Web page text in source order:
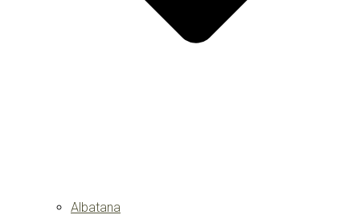
Albatana